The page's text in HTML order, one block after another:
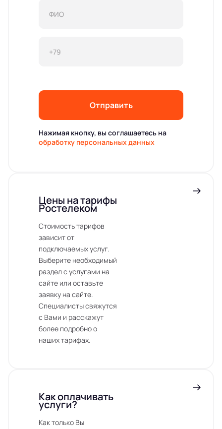
Отправить
Нажимая кнопку, вы соглашаетесь на
обработку персональных данных
Цены на тарифы
Ростелеком
Стоимость тарифов
зависит от
подключаемых услуг.
Выберите необходимый
раздел с услугами на
сайте или оставьте
заявку на сайте.
Специалисты свяжутся
с Вами и расскажут
более подробно о
наших тарифах.
Как оплачивать
услуги?
Как только Вы